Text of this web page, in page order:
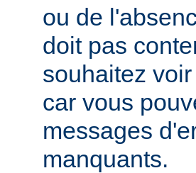
ou de
doit pas
souhaitez
car vous
messages
manquants.